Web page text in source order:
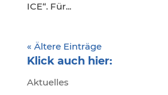
ICE“. Für...
« Ältere Einträge
Klick auch hier:
Aktuelles